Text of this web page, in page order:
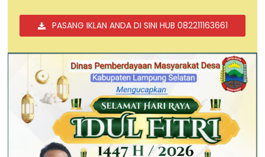
PASANG IKLAN ANDA DI SINI HUB 082211163661